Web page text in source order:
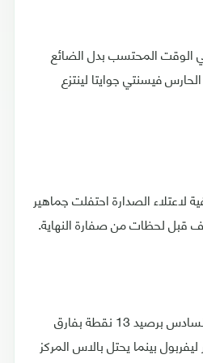
الوقت المحتسب بدل الضائع
فيسنتي جوايتا لينتزع
لاعتلاء الصدارة احتفلت جماهير
قبل لحظات من صفارة النهاية.
ويبقى برايتون في المركز السادس برصيد 13 نقطة بفارق
بينما يحتل بالاس المركز